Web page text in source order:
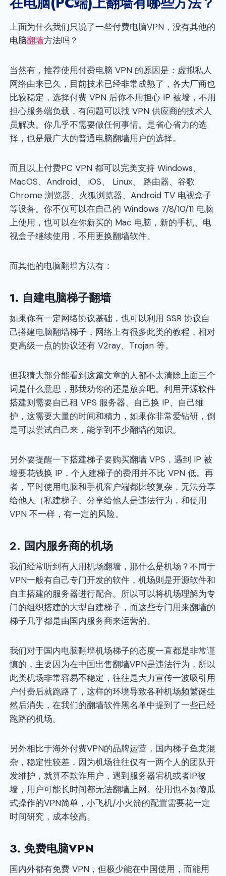
上面为什么我们只说了一些付费电脑VPN，没有其他的
电脑翻墙方法吗？
当然有，推荐使用付费电脑 VPN 的原因是：虚拟私人
网络由来已久，目前技术已经非常成熟了，各大厂商也
比较稳定，选择付费 VPN 后你不用担心 IP 被墙，不用
担心服务端负载，有问题可以找 VPN 供应商的技术人
员解决。你几乎不需要做任何事情。是省心省力的选
择，也是最广大的普通电脑翻墙用户的选择。
而且以上付费PC VPN 都可以完美支持 Windows、
MacOS、Android、 iOS、 Linux、 路由器、谷歌
Chrome 浏览器、火狐浏览器、Android TV 电视盒子
等设备。你不仅可以在自己的 Windows 7/8/10/11 电脑
上使用，也可以在你新买的 Mac 电脑，新的手机、电
视盒子继续使用，不用更换翻墙软件。
而其他的电脑翻墙方法有：
1. 自建电脑梯子翻墙
如果你有一定网络协议基础，也可以利用 SSR 协议自
己搭建电脑翻墙梯子，网络上有很多此类的教程，相对
更高级一点的协议还有 V2ray、Trojan 等。
但我猜大部分能看到这篇文章的人都不太清除上面三个
词是什么意思，那我劝你的还是放弃吧。利用开源软件
搭建则需要自己租 VPS 服务器、自己换 IP、自己维
护，这需要大量的时间和精力，如果你非常爱钻研，倒
是可以尝试自己来，能学到不少翻墙的知识。
另外要提醒一下搭建梯子要购买翻墙 VPS，遇到 IP 被
墙要花钱换 IP，个人建梯子的费用并不比 VPN 低。再
者，平时使用电脑和手机客户端都比较复杂，无法分享
给他人（私建梯子、分享给他人是违法行为，和使用
VPN 不一样，有一定的风险。
2. 国内服务商的机场
我们经常听到有人用机场翻墙，那什么是机场？不同于
VPN一般有自己专门开发的软件，机场则是开源软件和
自主搭建的服务器进行配合。所以可以将机场理解为专
门的组织搭建的大型自建梯子，而这些专门用来翻墙的
梯子几乎都是由国内服务商来运营的。
我们对于国内电脑翻墙机场梯子的态度一直都是非常谨
慎的，主要因为在中国出售翻墙VPN是违法行为，所以
此类机场非常容易不稳定，往往是大力宣传一波吸引用
户付费后就跑路了，这样的环境导致各种机场频繁诞生
然后消失，在我们的翻墙软件黑名单中提到了一些已经
跑路的机场。
另外相比于海外付费VPN的品牌运营，国内梯子鱼龙混
杂，稳定性较差，因为机场往往仅有一两个人的团队开
发维护，就算不欺诈用户，遇到服务器宕机或者IP被
墙，用户可能长时间都无法翻墙上网。使用也不如傻瓜
式操作的VPN简单，小飞机/小火箭的配置需要花一定
时间研究，成本较高。
3. 免费电脑VPN
国内外都有免费 VPN，但极少能在中国使用，而能用